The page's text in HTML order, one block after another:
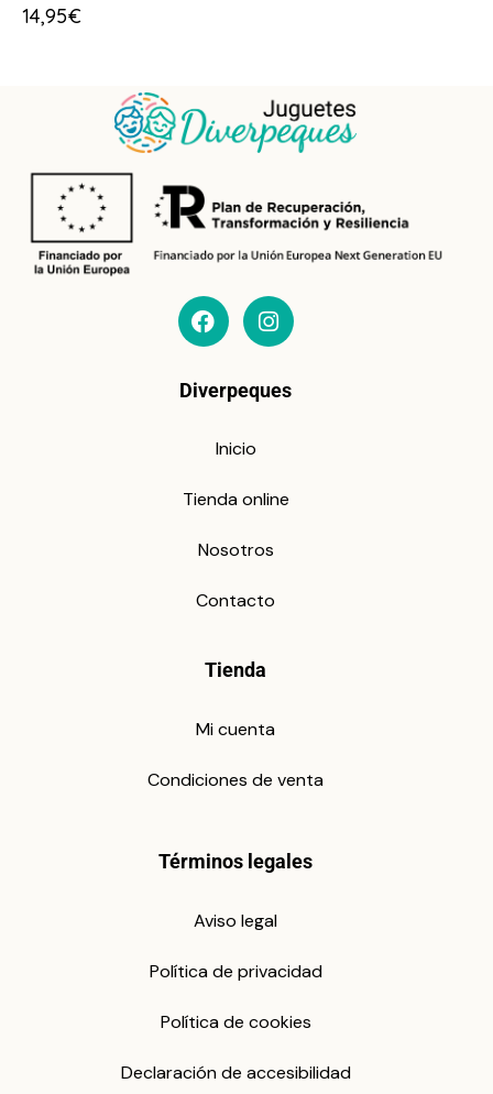
14,95€
Diverpeques
Inicio
Tienda online
Nosotros
Contacto
Tienda
Mi cuenta
Condiciones de venta
Términos legales
Aviso legal
Política de privacidad
Política de cookies
Declaración de accesibilidad